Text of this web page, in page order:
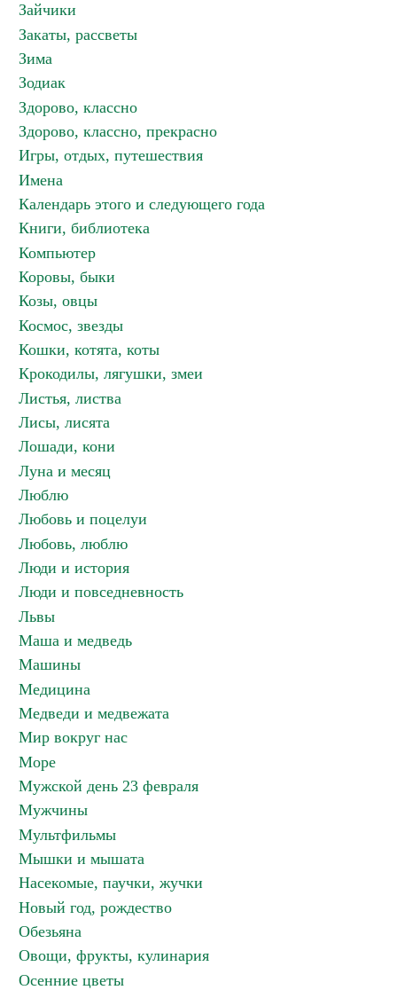
Зайчики
Закаты, рассветы
Зима
Зодиак
Здорово, классно
Здорово, классно, прекрасно
Игры, отдых, путешествия
Имена
Календарь этого и следующего года
Книги, библиотека
Компьютер
Коровы, быки
Козы, овцы
Космос, звезды
Кошки, котята, коты
Крокодилы, лягушки, змеи
Листья, листва
Лисы, лисята
Лошади, кони
Луна и месяц
Люблю
Любовь и поцелуи
Любовь, люблю
Люди и история
Люди и повседневность
Львы
Маша и медведь
Машины
Медицина
Медведи и медвежата
Мир вокруг нас
Море
Мужской день 23 февраля
Мужчины
Мультфильмы
Мышки и мышата
Насекомые, паучки, жучки
Новый год, рождество
Обезьяна
Овощи, фрукты, кулинария
Осенние цветы